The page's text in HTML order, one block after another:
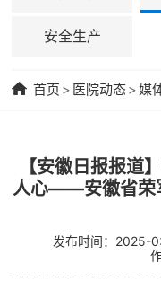
安全生产
首页 > 医院动态>媒
【安徽日报报道
人心——安徽省荣
发布时间：2025-